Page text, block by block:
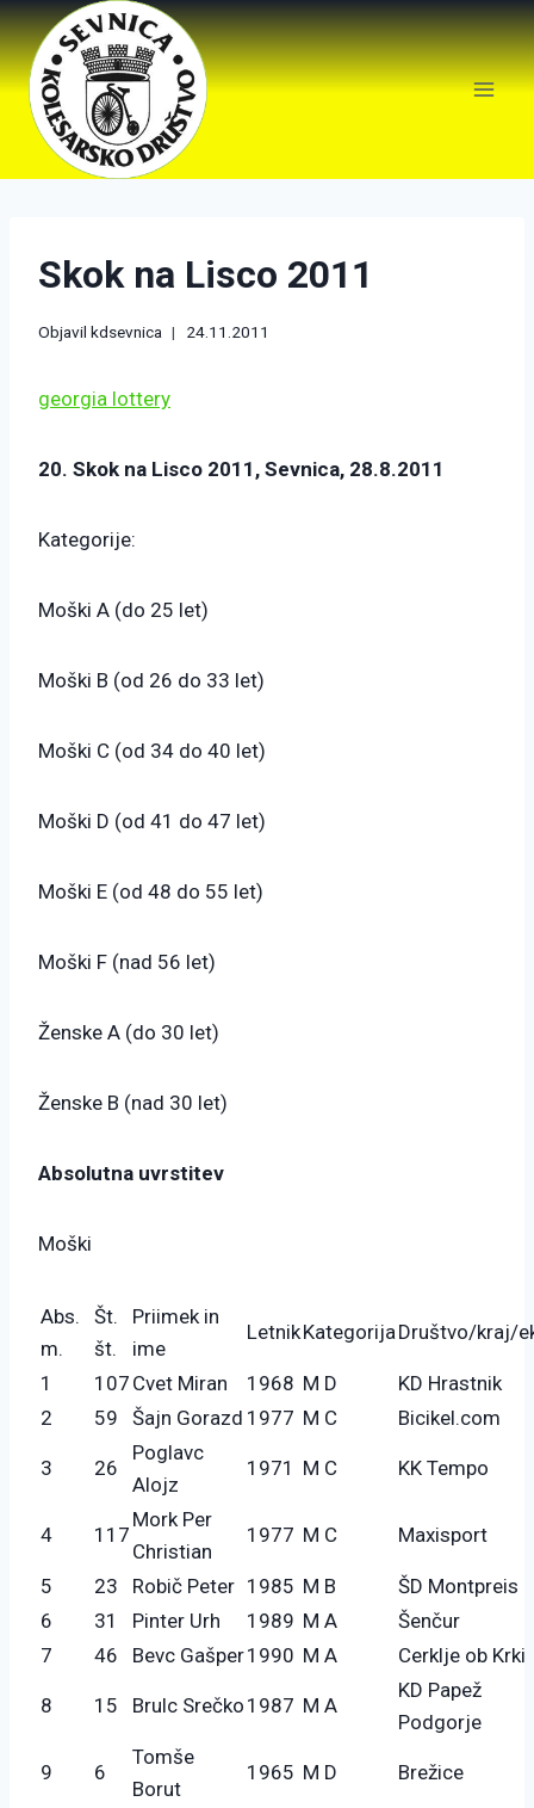
Skok na Lisco 2011
Objavil kdsevnica 24.11.2011
georgia lottery
20. Skok na Lisco 2011, Sevnica, 28.8.2011
Kategorije:
Moški A (do 25 let)
Moški B (od 26 do 33 let)
Moški C (od 34 do 40 let)
Moški D (od 41 do 47 let)
Moški E (od 48 do 55 let)
Moški F (nad 56 let)
Ženske A (do 30 let)
Ženske B (nad 30 let)
Absolutna uvrstitev
Moški
Abs.
m.
Št.
št.
Priimek in
ime
LetnikKategorija Društvo/kraj/
1 107 Cvet Miran 1968 M D
KD Hrastnik
2
59 Šajn Gorazd 1977 M C Bicikel.com
3 26
Poglavc
Alojz
1971 M C KK Tempo
4 117
Mork Per
Christian
1977 M C Maxisport
5 23 Robič Peter 1985 M B
ŠD Montpreis
6
31 Pinter Urh 1989 M A
Šenčur
7
46 Bevc Gašper1990 M A Cerklje ob Krki
8 15 Brulc Srečko 1987 M A
KD Papež
Podgorje
9 6
Tomše
Borut
1965 M D Brežice